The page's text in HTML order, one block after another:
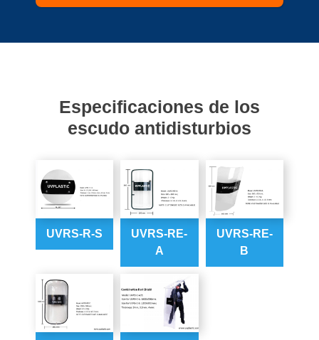
Especificaciones de los
escudo antidisturbios
UVRS-R-S
UVRS-RE-
A
UVRS-RE-
B